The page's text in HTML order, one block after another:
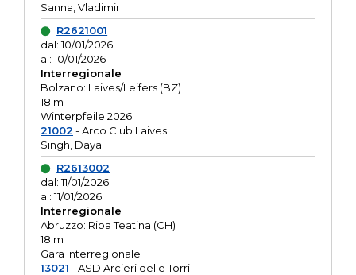
Sanna, Vladimir
R2621001
dal: 10/01/2026
al: 10/01/2026
Interregionale
Bolzano: Laives/Leifers (BZ)
18 m
Winterpfeile 2026
21002 - Arco Club Laives
Singh, Daya
R2613002
dal: 11/01/2026
al: 11/01/2026
Interregionale
Abruzzo: Ripa Teatina (CH)
18 m
Gara Interregionale
13021 - ASD Arcieri delle Torri